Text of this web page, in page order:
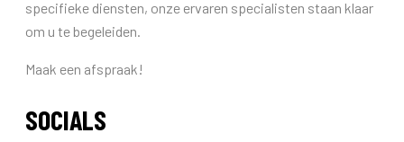
specifieke diensten, onze ervaren specialisten staan klaar
om u te begeleiden.
Maak een afspraak!
SOCIALS